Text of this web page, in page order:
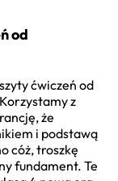
od
ćwiczeń od
z
że
i podstawą
cóż, troszkę
fundament. Te